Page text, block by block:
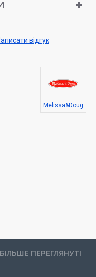
відгук
Melissa&Doug
ПЕРЕГЛЯНУТІ